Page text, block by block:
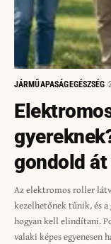
JÁRMŰAPASÁGEGÉSZSÉG
gondold
Az elektromos roller
kezelhetőnek tűnik, és
hogyan kell elindítani.
valaki képes egyenesen